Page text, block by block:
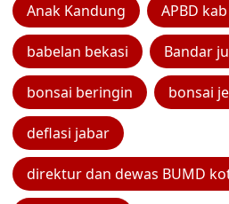
Anak Kandung APBD
babelan bekasi Bandar
bonsai beringin bonsai
deflasi jabar
direktur dan dewas BUMD